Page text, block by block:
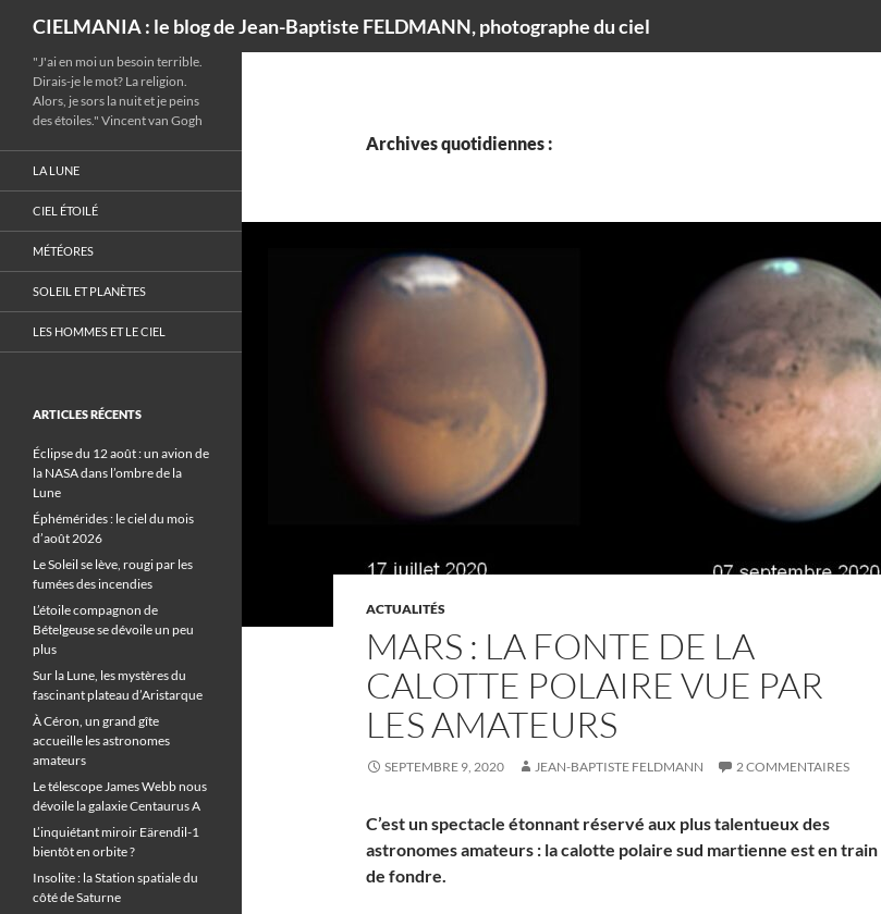
CIELMANIA : le blog de Jean-Baptiste FELDMANN, photographe du ciel
Archives quotidiennes :
ACTUALITÉS
MARS : LA FONTE DE LA
CALOTTE POLAIRE VUE PAR
LES AMATEURS
SEPTEMBRE 9, 2020 JEAN-BAPTISTE FELDMANN 2 COMMENTAIRES
C’est un spectacle étonnant réservé aux plus talentueux des
astronomes amateurs : la calotte polaire sud martienne est en train
de fondre.
"J'ai en moi un besoin terrible.
Dirais-je le mot? La religion.
Alors, je sors la nuit et je peins
des étoiles." Vincent van Gogh
LA LUNE
CIEL ÉTOILÉ
MÉTÉORES
SOLEIL ET PLANÈTES
LES HOMMES ET LE CIEL
ARTICLES RÉCENTS
Éclipse du 12 août : un avion de
la NASA dans l’ombre de la
Lune
Éphémérides : le ciel du mois
d’août 2026
Le Soleil se lève, rougi par les
fumées des incendies
L’étoile compagnon de
Bételgeuse se dévoile un peu
plus
Sur la Lune, les mystères du
fascinant plateau d’Aristarque
À Céron, un grand gîte
accueille les astronomes
amateurs
Le télescope James Webb nous
dévoile la galaxie Centaurus A
L’inquiétant miroir Eärendil-1
bientôt en orbite ?
Insolite : la Station spatiale du
côté de Saturne